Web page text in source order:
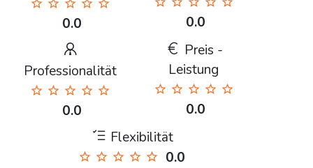
0.0 0.0
Professionalität
0.0
Preis -
Leistung
0.0
Flexibilität
0.0